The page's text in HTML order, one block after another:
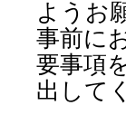
ようお
事前に
要事項
出して